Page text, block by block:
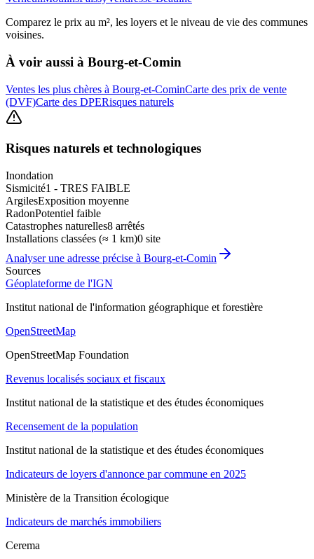
Comparez le prix au m², les loyers et le niveau de vie des communes
voisines.
À voir aussi à Bourg-et-Comin
Ventes les plus chères à Bourg-et-CominCarte des prix de vente
(DVF)Carte des DPERisques naturels
Risques naturels et technologiques
Inondation
Sismicité1 - TRES FAIBLE
ArgilesExposition moyenne
RadonPotentiel faible
Catastrophes naturelles8 arrêtés
Installations classées (≈ 1 km)0 site
Analyser une adresse précise à Bourg-et-Comin
Sources
Géoplateforme de l'IGN
Institut national de l'information géographique et forestière
OpenStreetMap
OpenStreetMap Foundation
Revenus localisés sociaux et fiscaux
Institut national de la statistique et des études économiques
Recensement de la population
Institut national de la statistique et des études économiques
Indicateurs de loyers d'annonce par commune en 2025
Ministère de la Transition écologique
Indicateurs de marchés immobiliers
Cerema